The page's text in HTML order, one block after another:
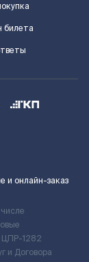
билета
и онлайн-заказ
ЦПР-1282
и Договора